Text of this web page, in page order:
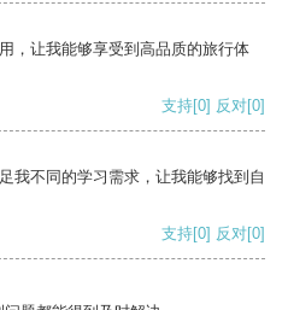
，让我能够享受到高品质的旅行体
支持[0] 反对[0]
我不同的学习需求，让我能够找到自
支持[0] 反对[0]